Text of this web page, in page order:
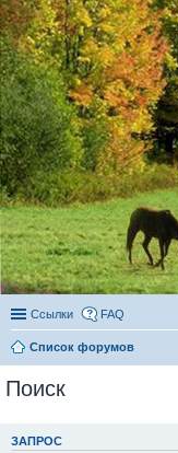
Ссылки FAQ
Список форумов
Поиск
ЗАПРОС